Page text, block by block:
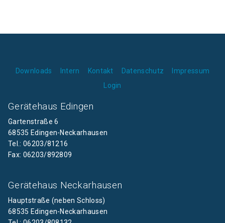
Downloads Intern Kontakt Datenschutz
Impressum
Login
Gerätehaus Edingen
Gartenstraße 6
68535 Edingen-Neckarhausen
Tel.: 06203/81216
Fax: 06203/892809
Gerätehaus Neckarhausen
Hauptstraße (neben Schloss)
68535 Edingen-Neckarhausen